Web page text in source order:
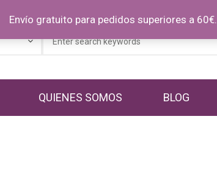
QUIENES SOMOS BLOG
Envío gratuito para pedidos superiores a 60€.